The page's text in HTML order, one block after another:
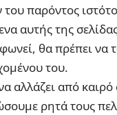
παρόντος
αυτής της
θα πρέπει να
του.
αλλάζει από
ρητά τους